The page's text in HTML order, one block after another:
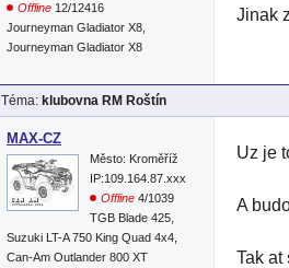
Offline 12/12416
Journeyman Gladiator X8,
Journeyman Gladiator X8
Jinak
Téma: klubovna RM Roštín
MAX-CZ
Město: Kroměříž
IP:109.164.87.xxx
Offline 4/1039
TGB Blade 425,
Suzuki LT-A 750 King Quad 4x4,
Can-Am Outlander 800 XT
Uz je
A
Tak